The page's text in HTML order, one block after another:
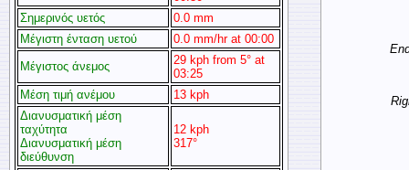
Σημερινός υετός
0.0 mm
Μέγιστη ένταση υετού
0.0 mm/hr at 00:00
Μέγιστος άνεμος
29 kph from 5° at
03:25
Μέση τιμή ανέμου
13 kph
Διανυσματική μέση
ταχύτητα
Διανυσματική μέση
διεύθυνση
12 kph
317°